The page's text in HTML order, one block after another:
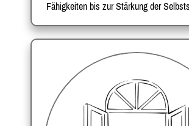
Fähigkeiten bis zur Stärkung der